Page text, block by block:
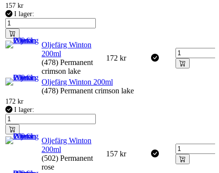
157 kr
I lager:
Oljefärg Winton
200ml
(478) Permanent
crimson lake
172 kr
Oljefärg Winton 200ml
(478) Permanent crimson lake
172 kr
I lager:
Oljefärg Winton
200ml
(502) Permanent
rose
157 kr